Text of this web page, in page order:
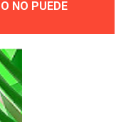
NO PUEDE